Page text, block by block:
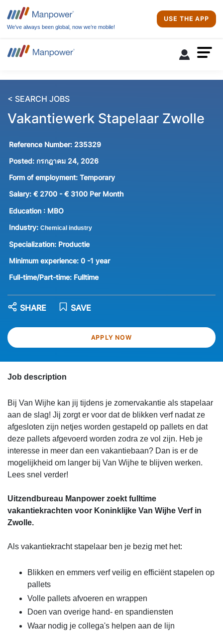
We’ve always been global, now we’re mobile!
USE THE APP
< SEARCH JOBS
Vakantiewerk Stapelaar Zwolle
Reference Number: 235329
Posted: กรกฎาคม 24, 2026
Form of employment: Temporary
Salary: € 2700 - € 3100 Per Month
Education : MBO
Industry: Chemical industry
Specialization: Productie
Minimum experience: 0 -1 year
Full-time/Part-time: Fulltime
APPLY NOW
SAVE
SHARE
Job description
Bij Van Wijhe kan jij tijdens je zomervakantie als stapelaar
aan de slag! Jij zorgt er voor dat de blikken verf nadat ze
afgesloten zijn netjes worden gestapeld op pallets en dat
deze pallets afgevoerd worden zodra ze vol zijn. Heb je
interesse in meer dan een vakantiebaan? Dan is er de
mogelijkheid om langer bij Van Wijhe te blijven werken.
Lees snel verder!
Uitzendbureau Manpower zoekt fulltime
vakantiekrachten voor Koninklijke Van Wijhe Verf in
Zwolle.
Als vakantiekracht stapelaar ben je bezig met het:
Blikken en emmers verf veilig en efficiënt stapelen op
pallets
Volle pallets afvoeren en wrappen
Doen van overige hand- en spandiensten
Waar nodig je collega's helpen aan de lijn